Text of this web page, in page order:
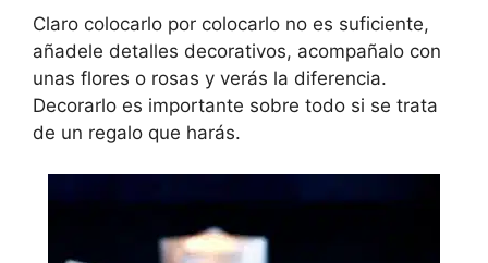
Claro colocarlo por colocarlo no es suficiente,
añadele detalles decorativos, acompañalo con
unas flores o rosas y verás la diferencia.
Decorarlo es importante sobre todo si se trata
de un regalo que harás.